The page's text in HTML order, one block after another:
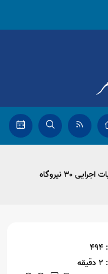
معاون عمرانی استاندار بوشهر از آغاز عملیات اجرایی ۳۰ نیروگاه